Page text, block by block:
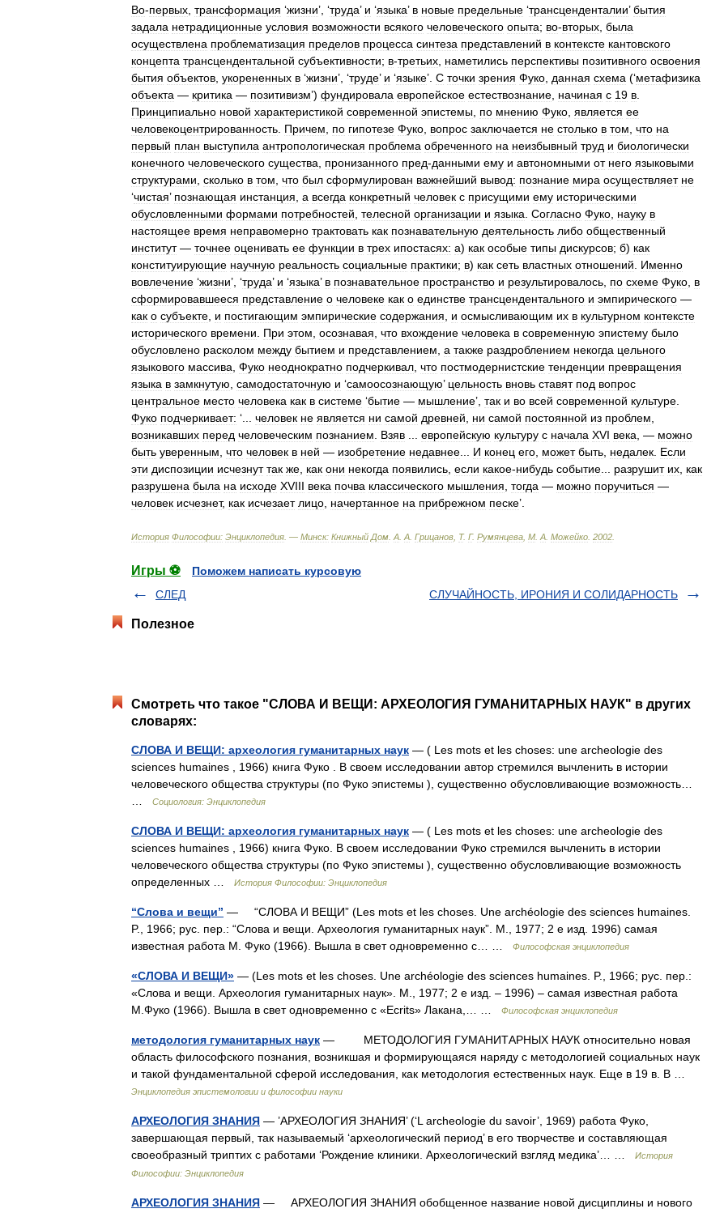
Во-первых трансформация ‘жизни’, ‘труда’ и ‘языка’ в новые предельные ‘трансценденталии’бытия
задала нетрадиционные условия возможности всякого человеческого опыта; во-вторых была
осуществлена проблематизация пределов процесса синтеза представлений в контексте кантовского
концепта трансцендентальной субъективности; в-третьих наметились перспективы позитивного освоения
бытия объектов укорененных в ‘жизни’, ‘труде’ и ‘языке’. С точки зрения Фуко данная схема (‘метафизика
объекта — критика — позитивизм’) фундировала европейское естествознание начиная с 19 в
Принципиально новой характеристикой современной эпистемы по мнению Фуко является ее
человекоцентрированность Причем по гипотезе Фуко вопрос заключается не столько в том что на
первый план выступила антропологическая проблема обреченного на неизбывный труд и биологически
конечного человеческого существа пронизанного пред-данными ему и автономными от него языковыми
структурами сколько в том что был сформулирован важнейший вывод: познание мира осуществляет не
‘чистая’ познающая инстанция а всегда конкретный человек с присущими ему историческими
обусловленными формами потребностей телесной организации и языка Согласно Фуко науку в
настоящее время неправомерно трактовать как познавательную деятельность либо общественный
институт— точнее оценивать ее функции в трех ипостасях: а) как особые типы дискурсов; б) как
конституирующие научную реальность социальные практики; в) как сеть властных отношений
Именно
вовлечение ‘жизни’, ‘труда’ и ‘языка’ в познавательное пространство и результировалось по схеме Фуко в
сформировавшееся представление о человеке как о единстве трансцендентального и эмпирического —
как о субъекте и постигающим эмпирические содержания и осмысливающим их в культурном контексте
исторического времени При этом осознавая что вхождение человека в современную эпистему было
обусловлено расколом между бытием и представлением а также раздроблением некогда цельного
языкового массива Фуко неоднократно подчеркивал что постмодернистские тенденции превращения
языка в замкнутую самодостаточную и ‘самоосознающую’ цельность вновь ставят под вопрос
центральное место человека как в системе ‘бытие — мышление’, так и во всей современной культуре
Фуко подчеркивает: ‘... человек не является ни самой древней ни самой постоянной из проблем
возникавших перед человеческим познанием Взяв европейскую культуру с начала XVI века , — можно
быть уверенным что человек в ней — изобретение недавнее И конец его может быть недалек Если
эти диспозиции исчезнут так же как они некогда появились если какое-нибудь событие разрушит их как
разрушена была на исходе XVIII века почва классического мышления тогда — можно поручиться —
человек исчезнет, как исчезает лицо начертанное на прибрежном песке’.
История Философии: Энциклопедия . — Минск: Книжный Дом А А Грицанов Т. Г. Румянцева М А Можейко 2002
Игры ⚽
Поможем написать курсовую
СЛЕД
СЛУЧАЙНОСТЬ, ИРОНИЯ И СОЛИДАРНОСТЬ
Полезное
Смотреть что такое "СЛОВА И ВЕЩИ: АРХЕОЛОГИЯ ГУМАНИТАРНЫХ НАУК" в других
словарях:
СЛОВА И ВЕЩИ: археология гуманитарных наук — ( Les mots et les choses: une archeologie des
sciences humaines , 1966) книга Фуко . В своем исследовании автор стремился вычленить в истории
человеческого общества структуры (по Фуко эпистемы ), существенно обусловливающие возможность…
Социология: Энциклопедия
СЛОВА И ВЕЩИ: археология гуманитарных наук — ( Les mots et les choses: une archeologie des
sciences humaines , 1966) книга Фуко. В своем исследовании Фуко стремился вычленить в истории
человеческого общества структуры (по Фуко эпистемы ), существенно обусловливающие возможность
определенных …
История Философии: Энциклопедия
“Слова и вещи” — “СЛОВА И ВЕЩИ” (Les mots et les choses. Une archéologie des sciences humaines.
P., 1966; рус. пер.: “Слова и вещи. Археология гуманитарных наук”. М., 1977; 2 е изд. 1996) самая
известная работа М. Фуко (1966). Вышла в свет одновременно с… …
Философская энциклопедия
«СЛОВА И ВЕЩИ» — (Les mots et les choses. Une archéologie des sciences humaines. P., 1966; рус. пер.:
«Слова и вещи. Археология гуманитарных наук». М., 1977; 2 е изд. – 1996) – самая известная работа
М.Фуко (1966). Вышла в свет одновременно с «Ecrits» Лакана,… …
Философская энциклопедия
методология гуманитарных наук — МЕТОДОЛОГИЯ ГУМАНИТАРНЫХ НАУК относительно новая
область философского познания, возникшая и формирующаяся наряду с методологией социальных наук
и такой фундаментальной сферой исследования, как методология естественных наук. Еще в 19 в. В …
Энциклопедия эпистемологии и философии науки
АРХЕОЛОГИЯ ЗНАНИЯ — ’АРХЕОЛОГИЯ ЗНАНИЯ’ (‘L archeologie du savoir’, 1969) работа Фуко,
завершающая первый, так называемый ‘археологический период’ в его творчестве и составляющая
своеобразный триптих с работами ‘Рождение клиники. Археологический взгляд медика’… …
История
Философии: Энциклопедия
АРХЕОЛОГИЯ ЗНАНИЯ — АРХЕОЛОГИЯ ЗНАНИЯ обобщенное название новой дисциплины и нового